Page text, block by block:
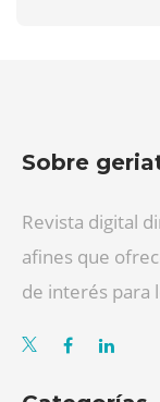
Sobre
Revista digital
afines que
de interés para